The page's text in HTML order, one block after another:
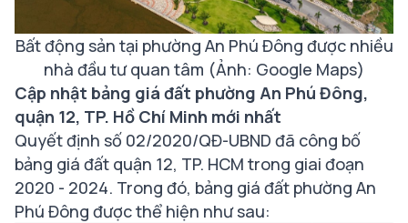
Bất động sản tại phường An Phú Đông được nhiều
nhà đầu tư quan tâm (Ảnh: Google Maps)
Cập nhật bảng giá đất phường An Phú Đông,
quận 12, TP. Hồ Chí Minh mới nhất
Quyết định số 02/2020/QĐ-UBND đã công bố
bảng giá đất quận 12, TP. HCM trong giai đoạn
2020 - 2024. Trong đó, bảng giá đất phường An
Phú Đông được thể hiện như sau: